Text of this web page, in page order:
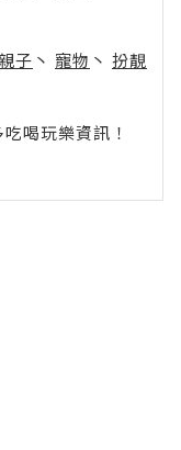
子 丶 寵物 丶 扮靚
喝玩樂資訊！